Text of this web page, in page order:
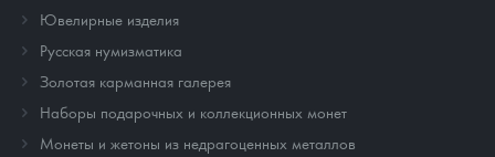
Ювелирные изделия
Русская нумизматика
Золотая карманная галерея
Наборы подарочных и коллекционных монет
Монеты и жетоны из недрагоценных металлов